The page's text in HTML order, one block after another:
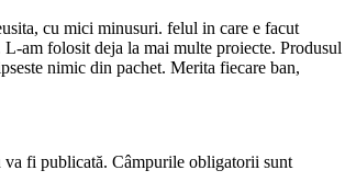
cu mici minusuri. felul in care e facut
L-am folosit deja la mai multe proiecte. Produsul
nimic din pachet. Merita fiecare ban,
va fi publicată. Câmpurile obligatorii sunt